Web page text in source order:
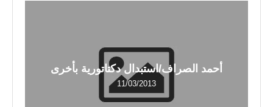
أحمد الصراف/استبدال دكتاتورية بأخرى
11/03/2013